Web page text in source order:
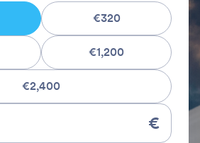
€320
€1,200
€2,400
€